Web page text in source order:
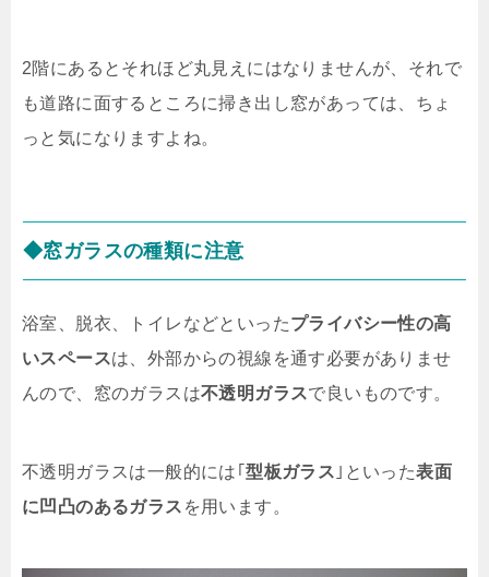
2階にあるとそれほど丸見えにはなりませんが、それで
も道路に面するところに掃き出し窓があっては、ちょ
っと気になりますよね。
◆窓ガラスの種類に注意
浴室、脱衣、トイレなどといったプライバシー性の高
いスペースは、外部からの視線を通す必要がありませ
んので、窓のガラスは不透明ガラスで良いものです。
不透明ガラスは一般的には｢型板ガラス ｣といった表面
に凹凸のあるガラス を用います。